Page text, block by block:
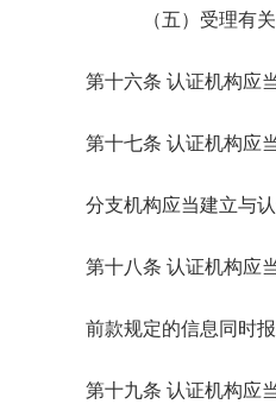
（五）受理有
第十六条 认证机构应
第十七条 认证机构应
分支机构应当建立与
第十八条 认证机构应
前款规定的信息同时
第十九条 认证机构应